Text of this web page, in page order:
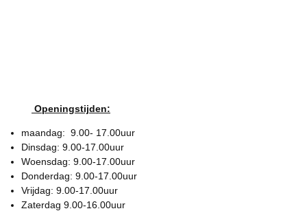
Openingstijden:
maandag: 9.00- 17.00uur
Dinsdag: 9.00-17.00uur
Woensdag: 9.00-17.00uur
Donderdag: 9.00-17.00uur
Vrijdag: 9.00-17.00uur
Zaterdag 9.00-16.00uur